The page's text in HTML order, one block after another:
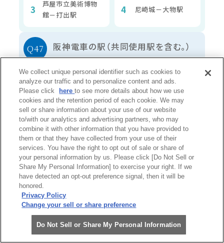
芦屋市立美術博物
館－打出駅
尼崎城－大物駅
阪神電車の駅（共同使用駅を含む。）
で、駅名の末尾に一番多く使用され
ている文字は。
出題者：ふぇりせんたー
川 前
園 島
て、再出発という意味を込めて車体
の色にシルキーグレイとアレグロブ
ルーを採用した車両は。
現在の回答数
120問中
0 問 回答済
We collect unique personal identifier such as cookies to
analyze our traffic and to personalize content and ads.
Please click
hereto see more details about how we use
cookies and the retention period of each cookie. We may
sell or share information about your use of our website
to/with our analytics and advertising partners, who may
combine it with other information that you have provided to
them or that they have collected from your use of their
services. You have the right to opt out of sale or share of
your personal information by us. Please click [Do Not Sell or
Share My Personal Information] to exercise your right. If we
have detected an opt-out preference signal, then it will be
honored.
Privacy Policy
Change your sell or share preference
Do Not Sell or Share My Personal Information